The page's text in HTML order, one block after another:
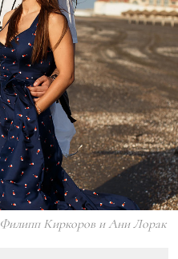
Филипп Киркоров и Ани Лорак